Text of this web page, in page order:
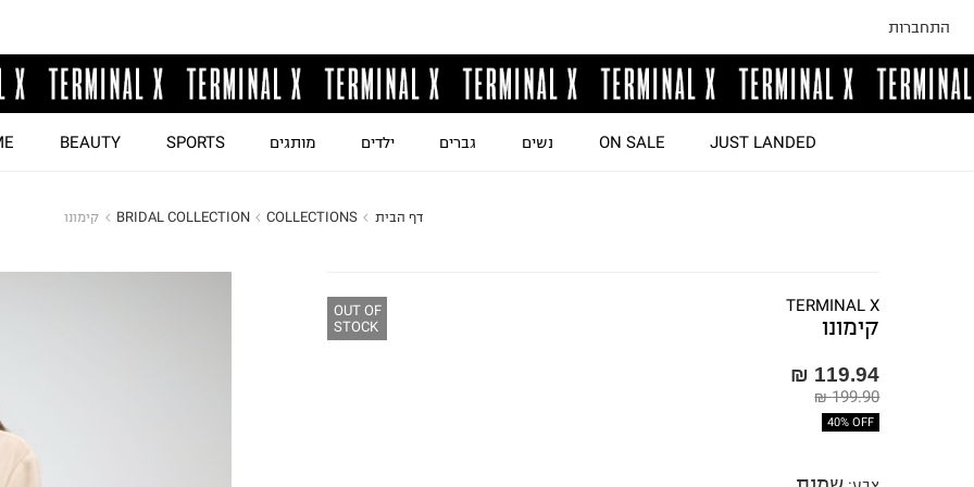
התחברות
JUST LANDED
ON SALE נשים גברים ילדים מותגים SPORTS
BEAUTY
דף הבית COLLECTIONS
BRIDAL COLLECTION קימונו
TERMINAL X
קימונו
OUT OF
STOCK
119.94 ₪
199.90 ₪
40% OFF